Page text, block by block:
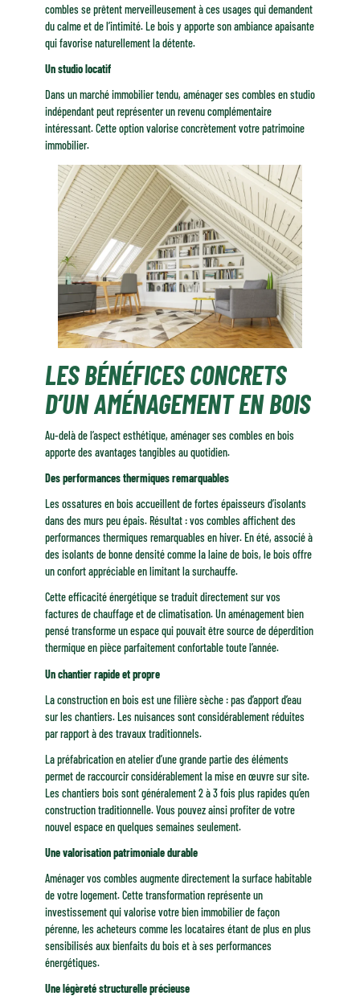
combles se prêtent merveilleusement à ces usages qui demandent
du calme et de l’intimité. Le bois y apporte son ambiance apaisante
qui favorise naturellement la détente.
Un studio locatif
Dans un marché immobilier tendu, aménager ses combles en studio
indépendant peut représenter un revenu complémentaire
intéressant. Cette option valorise concrètement votre patrimoine
immobilier.
LES BÉNÉFICES CONCRETS
D’UN AMÉNAGEMENT EN BOIS
Au-delà de l’aspect esthétique, aménager ses combles en bois
apporte des avantages tangibles au quotidien.
Des performances thermiques remarquables
Les ossatures en bois accueillent de fortes épaisseurs d’isolants
dans des murs peu épais. Résultat : vos combles affichent des
performances thermiques remarquables en hiver. En été, associé à
des isolants de bonne densité comme la laine de bois, le bois offre
un confort appréciable en limitant la surchauffe.
Cette efficacité énergétique se traduit directement sur vos
factures de chauffage et de climatisation. Un aménagement bien
pensé transforme un espace qui pouvait être source de déperdition
thermique en pièce parfaitement confortable toute l’année.
Un chantier rapide et propre
La construction en bois est une filière sèche : pas d’apport d’eau
sur les chantiers. Les nuisances sont considérablement réduites
par rapport à des travaux traditionnels.
La préfabrication en atelier d’une grande partie des éléments
permet de raccourcir considérablement la mise en œuvre sur site.
Les chantiers bois sont généralement 2 à 3 fois plus rapides qu’en
construction traditionnelle. Vous pouvez ainsi profiter de votre
nouvel espace en quelques semaines seulement.
Une valorisation patrimoniale durable
Aménager vos combles augmente directement la surface habitable
de votre logement. Cette transformation représente un
investissement qui valorise votre bien immobilier de façon
pérenne, les acheteurs comme les locataires étant de plus en plus
sensibilisés aux bienfaits du bois et à ses performances
énergétiques.
Une légèreté structurelle précieuse